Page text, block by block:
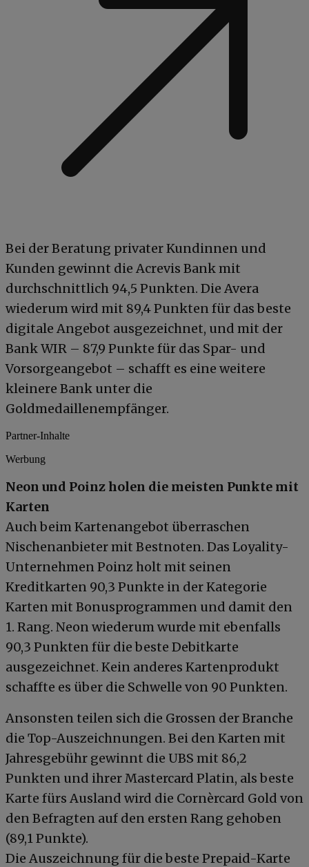
Bei der Beratung privater Kundinnen und
Kunden gewinnt die Acrevis Bank mit
durchschnittlich 94,5 Punkten. Die Avera
wiederum wird mit 89,4 Punkten für das beste
digitale Angebot ausgezeichnet, und mit der
Bank WIR – 87,9 Punkte für das Spar- und
Vorsorgeangebot – schafft es eine weitere
kleinere Bank unter die
Goldmedaillenempfänger.
Partner-Inhalte
Werbung
Neon und Poinz holen die meisten Punkte mit
Karten
Auch beim Kartenangebot überraschen
Nischenanbieter mit Bestnoten. Das Loyality-
Unternehmen Poinz holt mit seinen
Kreditkarten 90,3 Punkte in der Kategorie
Karten mit Bonusprogrammen und damit den
1. Rang. Neon wiederum wurde mit ebenfalls
90,3 Punkten für die beste Debitkarte
ausgezeichnet. Kein anderes Kartenprodukt
schaffte es über die Schwelle von 90 Punkten.
Ansonsten teilen sich die Grossen der Branche
die Top-Auszeichnungen. Bei den Karten mit
Jahresgebühr gewinnt die UBS mit 86,2
Punkten und ihrer Mastercard Platin, als beste
Karte fürs Ausland wird die Cornèrcard Gold von
den Befragten auf den ersten Rang gehoben
(89,1 Punkte).
Die Auszeichnung für die beste Prepaid-Karte